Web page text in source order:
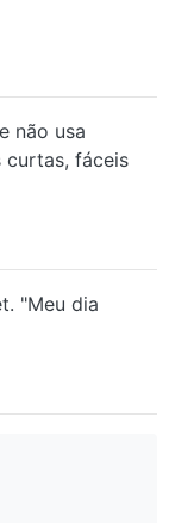
não usa
curtas, fáceis
"Meu dia